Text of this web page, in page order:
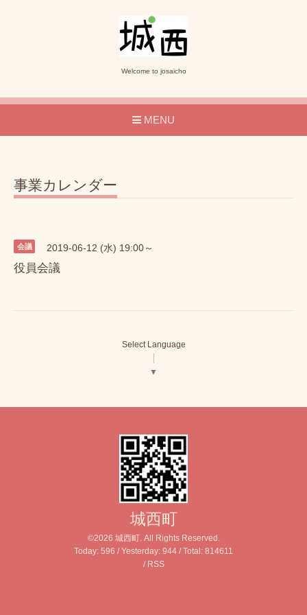
Welcome to josaicho
MENU
事業カレンダー
会議 2019-06-12 (水) 19:00～
役員会議
Select Language
▼
城西町
©2026 城西町. All Rights Reserved.
Today: 596 / Yesterday: 944 / Total: 814611
/ RSS